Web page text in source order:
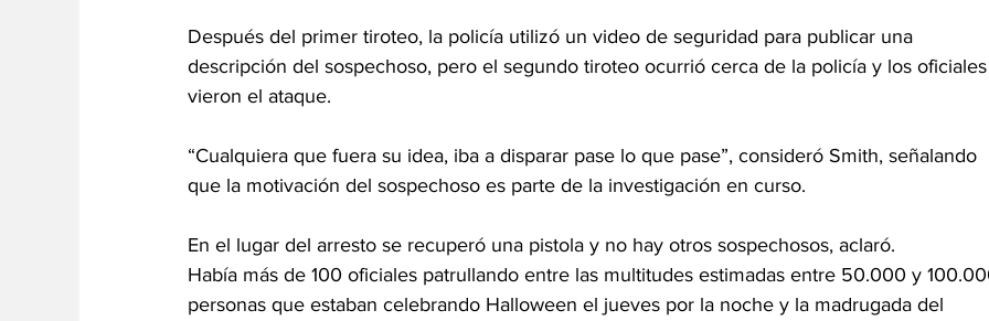
Después del primer tiroteo, la policía utilizó un video de seguridad para publicar una
descripción del sospechoso, pero el segundo tiroteo ocurrió cerca de la policía y los
vieron el ataque.
“Cualquiera que fuera su idea, iba a disparar pase lo que pase”, consideró Smith, señalando
que la motivación del sospechoso es parte de la investigación en curso.
En el lugar del arresto se recuperó una pistola y no hay otros sospechosos, aclaró.
Había más de 100 oficiales patrullando entre las multitudes estimadas entre 50.000 y
personas que estaban celebrando Halloween el jueves por la noche y la madrugada del